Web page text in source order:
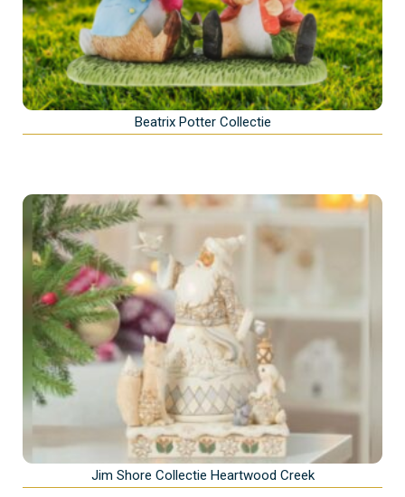
Beatrix Potter Collectie
Jim Shore Collectie Heartwood Creek